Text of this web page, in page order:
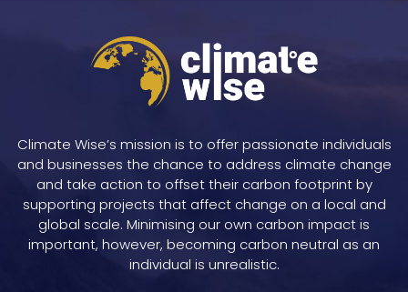
Climate Wise’s mission is to offer passionate individuals
and businesses the chance to address climate change
and take action to offset their carbon footprint by
supporting projects that affect change on a local and
global scale. Minimising our own carbon impact is
important, however, becoming carbon neutral as an
individual is unrealistic.